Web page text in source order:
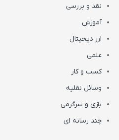
نقد و بررسی
آموزش
ارز دیجیتال
علمی
کسب و کار
وسائل نقلیه
بازی و سرگرمی
چند رسانه ای